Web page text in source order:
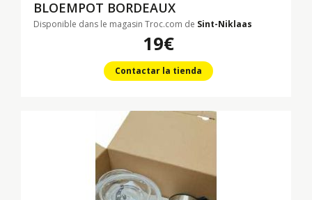
BLOEMPOT BORDEAUX
Disponible dans le magasin Troc.com de Sint-Niklaas
19€
Contactar la tienda